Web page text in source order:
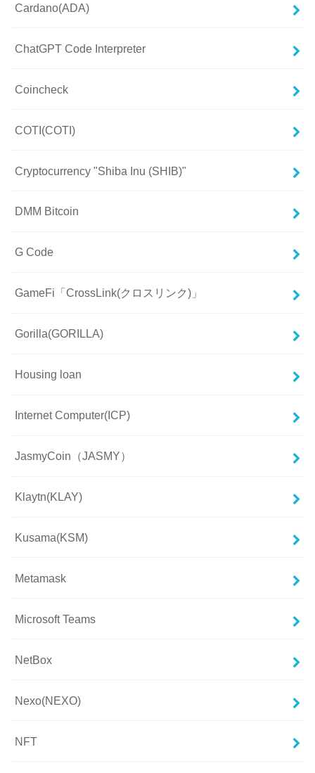
Cardano(ADA)
ChatGPT Code Interpreter
Coincheck
COTI(COTI)
Cryptocurrency "Shiba Inu (SHIB)"
DMM Bitcoin
G Code
GameFi「CrossLink(クロスリンク)」
Gorilla(GORILLA)
Housing loan
Internet Computer(ICP)
JasmyCoin（JASMY）
Klaytn(KLAY)
Kusama(KSM)
Metamask
Microsoft Teams
NetBox
Nexo(NEXO)
NFT